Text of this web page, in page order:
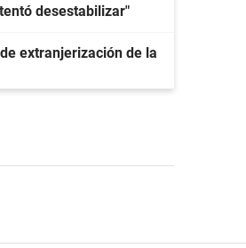
desestabilizar"
extranjerización de la